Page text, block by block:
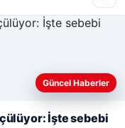
amacıyla çerezler
Güncel Haberler
İşte sebebi